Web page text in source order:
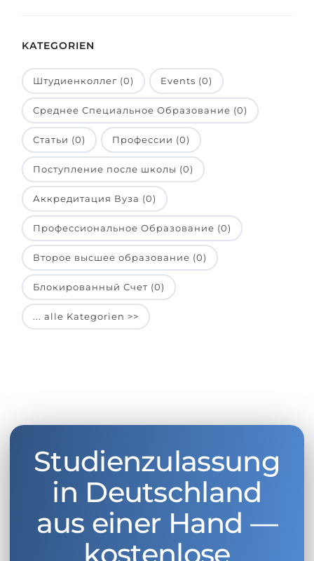
KATEGORIEN
Штудиенколлег (0) Events (0)
Среднее Специальное Образование (0)
Статьи (0) Профессии (0)
Поступление после школы (0)
Аккредитация Вуза (0)
Профессиональное Образование (0)
Второе высшее образование (0)
Блокированный Счет (0)
... alle Kategorien >>
Studienzulassung
in Deutschland
aus einer Hand —
kostenlose